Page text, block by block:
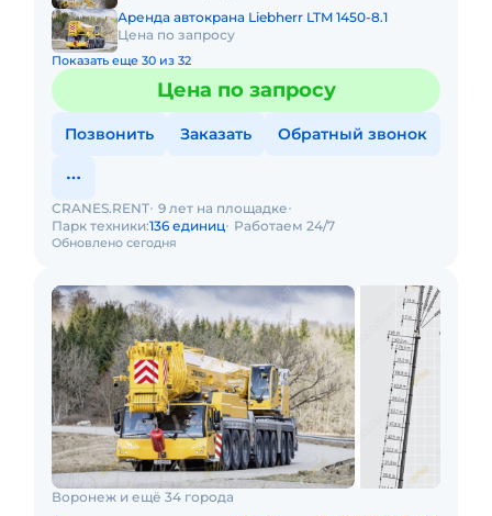
Аренда автокрана Liebherr LTM 1450-8.1
Цена по запросу
Показать еще 30 из 32
Цена по запросу
Позвонить Заказать Обратный звонок
Обновлено сегодня
CRANES.RENT 9 лет на площадке
Парк техники:136 единиц Работаем 24/7
Воронеж и ещё 34 города